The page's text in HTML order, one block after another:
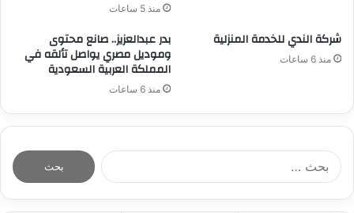
منذ 5 ساعات
شركة الندي للخدمة المنزلية
منذ 6 ساعات
بدر عبدالعزيز.. صانع محتوى
وموديل مصري يواصل تألقه في
المملكة العربية السعودية
منذ 6 ساعات